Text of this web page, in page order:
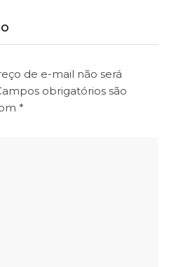
de e-mail não será
obrigatórios são
*